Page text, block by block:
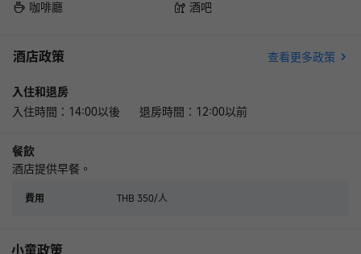
咖啡廳
酒吧
酒店政策 查看更多政策
入住和退房
入住時間：14:00以後 退房時間：12:00以前
餐飲
酒店提供早餐。
費用 THB 350/人
小童政策